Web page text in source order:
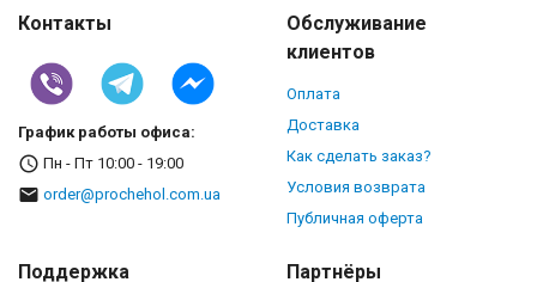
Контакты
График работы офиса:
Пн - Пт 10:00 - 19:00
order@prochehol.com.ua
Обслуживание
клиентов
Оплата
Доставка
Как сделать заказ?
Условия возврата
Публичная оферта
Поддержка Партнёры